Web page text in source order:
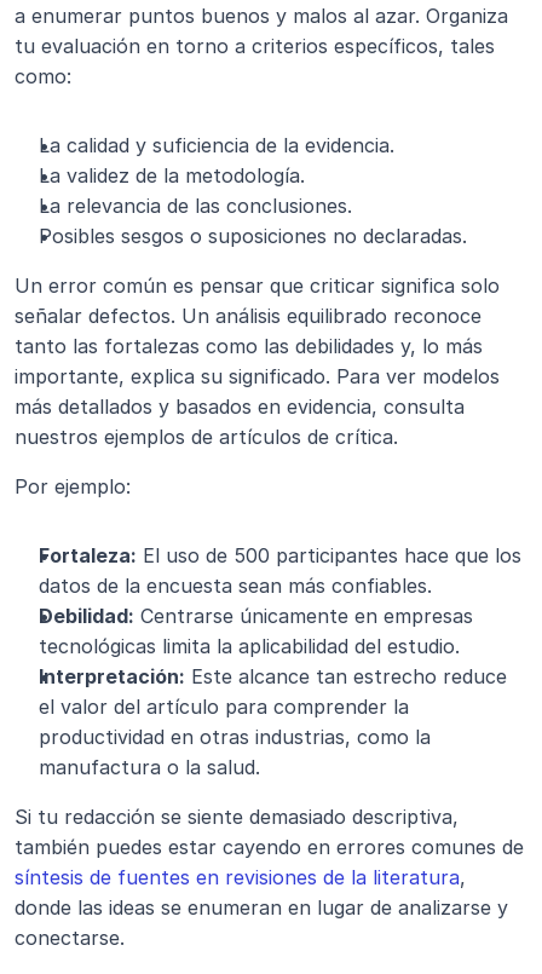
a enumerar puntos buenos y malos al azar. Organiza
tu evaluación en torno a criterios específicos, tales
como:
La calidad y suficiencia de la evidencia.
La validez de la metodología.
La relevancia de las conclusiones.
Posibles sesgos o suposiciones no declaradas.
Un error común es pensar que criticar significa solo
señalar defectos. Un análisis equilibrado reconoce
tanto las fortalezas como las debilidades y, lo más
importante, explica su significado. Para ver modelos
más detallados y basados en evidencia, consulta
nuestros ejemplos de artículos de crítica.
Por ejemplo:
Fortaleza: El uso de 500 participantes hace que los
datos de la encuesta sean más confiables.
Debilidad: Centrarse únicamente en empresas
tecnológicas limita la aplicabilidad del estudio.
Interpretación: Este alcance tan estrecho reduce
el valor del artículo para comprender la
productividad en otras industrias, como la
manufactura o la salud.
Si tu redacción se siente demasiado descriptiva,
síntesis de fuentes en revisiones de la literatura,
donde las ideas se enumeran en lugar de analizarse y
conectarse.